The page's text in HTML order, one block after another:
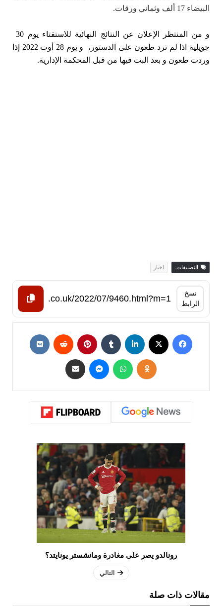
البيضاء 17 ألف وثماني ورقات.
و من المنتظر الإعلان عن النتائج النهائية للاستفتاء يوم 30
جويلية اذا لم ترد طعون على الدستور، و يوم 28 أوت 2022 إذا
وردت طعون و بعد البت فيها من قبل المحكمة الإدارية.
التصنيفات: اخبار
نسخ
الرابط
رونالدو يصر على مغادرة ومانشستر يونايتد؟
التالي
مقالات ذات صلة